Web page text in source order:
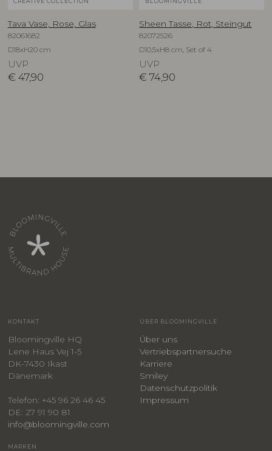
Tava Vase, Rose, Glas
82061682
D18xH20 cm
UVP
€ 47,90
Sheen Tasse, Rot, Steingut
82072526
D10,5xH8 cm, Set of 4
UVP
€ 74,90
KONTAKT
Bloomingville HQ
Lene Haus Vej 1-5
DK-7430 Ikast
Dänemark
Telefon: +45 96 26 46 45
DE: 27 91 90 81
info@bloomingville.com
ÜBER BLOOMINGVILLE
Über uns
Vertriebspartnersuche
Karriere
Smiley
​Datenschutzpolitik
Impressum
MARKEN